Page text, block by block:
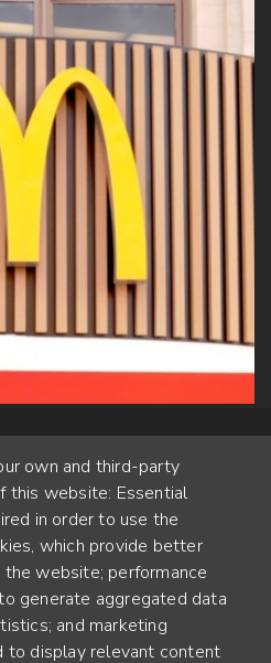
Cham | Switzerland
ERFAHRUNG
own and third-party
this website: Essential
in order to use the
which provide better
website; performance
generate aggregated data
and marketing
to display relevant content